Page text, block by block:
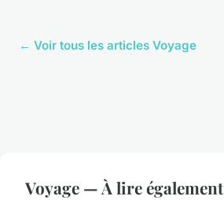
← Voir tous les articles Voyage
Voyage — À lire également